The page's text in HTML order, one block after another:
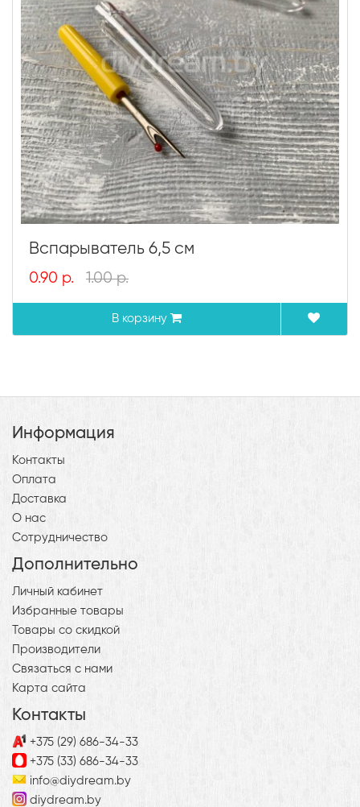
Вспарыватель 6,5 см
0.90 р. 1.00 р.
В корзину
Информация
Контакты
Оплата
Доставка
О нас
Сотрудничество
Дополнительно
Личный кабинет
Избранные товары
Товары со скидкой
Производители
Связаться с нами
Карта сайта
Контакты
+375 (29) 686-34-33
+375 (33) 686-34-33
info@diydream.by
diydream.by